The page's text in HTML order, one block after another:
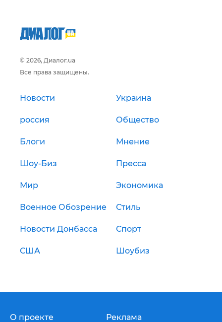
© 2026, Диалог.ua
Все права защищены.
Новости Украина
россия Общество
Блоги Мнение
Шоу-Биз Пресса
Мир Экономика
Военное Обозрение Стиль
Новости Донбасса Спорт
США Шоубиз
О проекте Реклама